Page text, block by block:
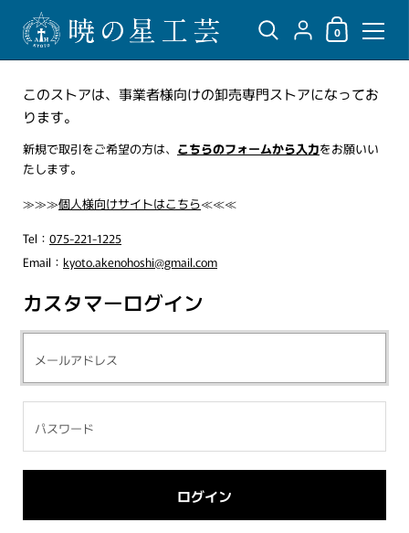
{"title"=>"アカウン
ショッピング
0
このストアは、事業者様向けの卸売専門ストアになってお
ります。
新規で取引をご希望の方は、 こちらのフォームから入力をお願いい
たします。
≫≫≫個人様向けサイトはこちら≪≪≪
Tel： 075-221-1225
Email： kyoto.akenohoshi@gmail.com
カスタマーログイン